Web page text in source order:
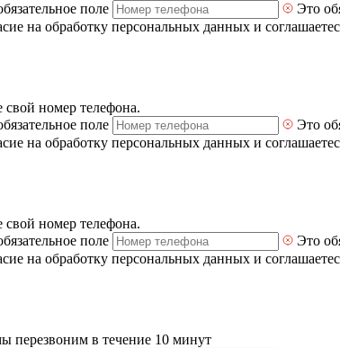
поле
Это
на обработку персональных данных и
свой номер телефона.
поле
Это
на обработку персональных данных и
свой номер телефона.
поле
Это
на обработку персональных данных и
перезвоним в течение 10 минут